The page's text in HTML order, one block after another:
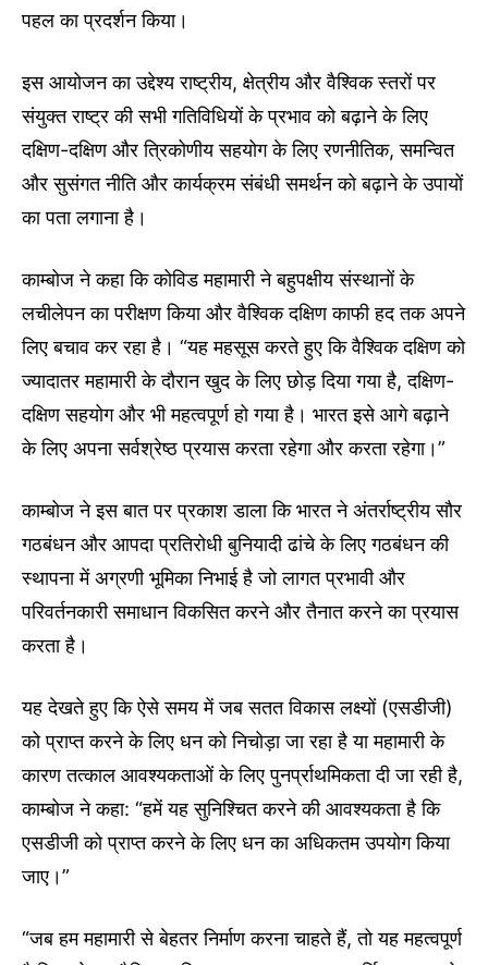
पहल का प्रदर्शन किया।
इस आयोजन का उद्देश्य राष्ट्रीय, क्षेत्रीय और वैश्विक स्तरों पर
संयुक्त राष्ट्र की सभी गतिविधियों के प्रभाव को बढ़ाने के लिए
दक्षिण-दक्षिण और त्रिकोणीय सहयोग के लिए रणनीतिक, समन्वित
और सुसंगत नीति और कार्यक्रम संबंधी समर्थन को बढ़ाने के उपायों
का पता लगाना है।
काम्बोज ने कहा कि कोविड महामारी ने बहुपक्षीय संस्थानों के
लचीलेपन का परीक्षण किया और वैश्विक दक्षिण काफी हद तक अपने
लिए बचाव कर रहा है। “यह महसूस करते हुए कि वैश्विक दक्षिण को
ज्यादातर महामारी के दौरान खुद के लिए छोड़ दिया गया है, दक्षिण-
दक्षिण सहयोग और भी महत्वपूर्ण हो गया है। भारत इसे आगे बढ़ाने
के लिए अपना सर्वश्रेष्ठ प्रयास करता रहेगा और करता रहेगा।”
काम्बोज ने इस बात पर प्रकाश डाला कि भारत ने अंतर्राष्ट्रीय सौर
गठबंधन और आपदा प्रतिरोधी बुनियादी ढांचे के लिए गठबंधन की
स्थापना में अग्रणी भूमिका निभाई है जो लागत प्रभावी और
परिवर्तनकारी समाधान विकसित करने और तैनात करने का प्रयास
करता है।
यह देखते हुए कि ऐसे समय में जब सतत विकास लक्ष्यों (एसडीजी)
को प्राप्त करने के लिए धन को निचोड़ा जा रहा है या महामारी के
कारण तत्काल आवश्यकताओं के लिए पुनर्प्राथमिकता दी जा रही है,
काम्बोज ने कहा: “हमें यह सुनिश्चित करने की आवश्यकता है कि
एसडीजी को प्राप्त करने के लिए धन का अधिकतम उपयोग किया
जाए।”
“जब हम महामारी से बेहतर निर्माण करना चाहते हैं, तो यह महत्वपूर्ण